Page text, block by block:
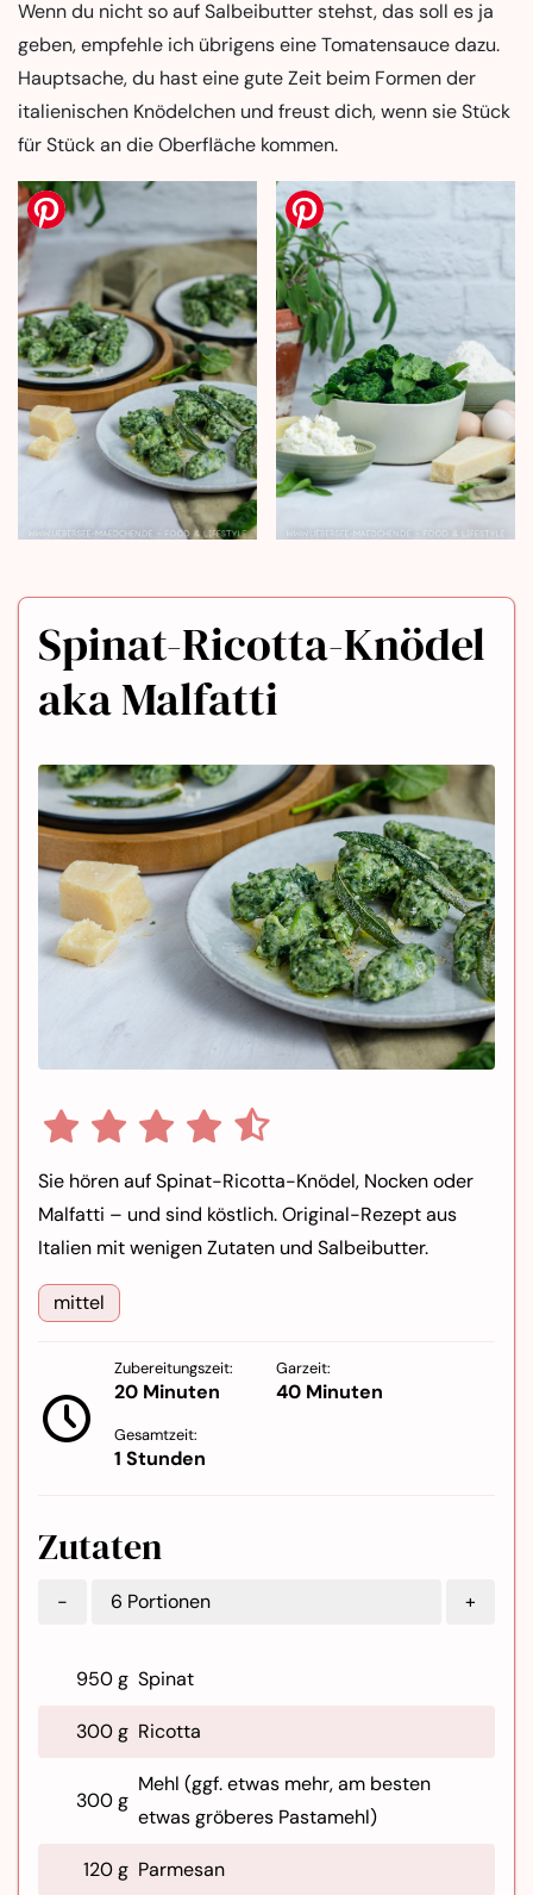
Wenn du nicht so auf Salbeibutter stehst, das soll es ja
geben, empfehle ich übrigens eine Tomatensauce dazu.
Hauptsache, du hast eine gute Zeit beim Formen der
italienischen Knödelchen und freust dich, wenn sie Stück
für Stück an die Oberfläche kommen.
Spinat-Ricotta-Knödel
aka Malfatti
Sie hören auf Spinat-Ricotta-Knödel, Nocken oder
Malfatti – und sind köstlich. Original-Rezept aus
Italien mit wenigen Zutaten und Salbeibutter.
mittel
Zubereitungszeit:
20 Minuten
Garzeit:
40 Minuten
Gesamtzeit:
1 Stunden
Zutaten
- 6 Portionen +
950 g Spinat
300 g Ricotta
300 g
Mehl (ggf. etwas mehr, am besten
etwas gröberes Pastamehl)
120 g Parmesan